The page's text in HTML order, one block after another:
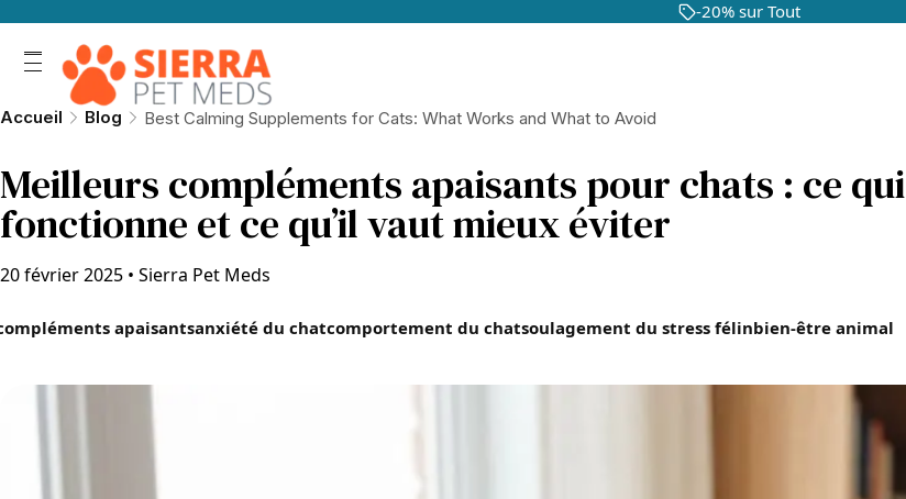
-20% sur Tout
Accueil Blog Best Calming Supplements for Cats: What Works and What to Avoid
Meilleurs compléments apaisants pour chats : ce qui
fonctionne et ce qu’il vaut mieux éviter
20 février 2025 • Sierra Pet Meds
apaisantsanxiété du chatcomportement du chatsoulagement du stress félinbien-être animal